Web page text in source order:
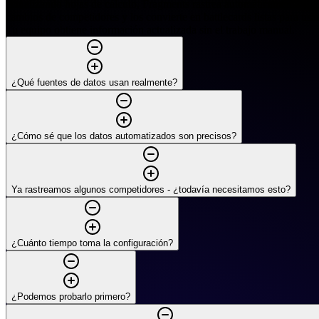
¿Qué fuentes de datos usan realmente?
¿Cómo sé que los datos automatizados son precisos?
Ya rastreamos algunos competidores - ¿todavía necesitamos esto?
¿Cuánto tiempo toma la configuración?
¿Podemos probarlo primero?